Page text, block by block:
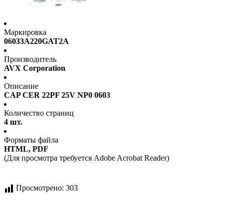
Маркировка
06033A220GAT2A
Производитель
AVX Corporation
Описание
CAP CER 22PF 25V NP0 0603
Количество страниц
4 шт.
Форматы файла
HTML, PDF
(Для просмотра требуется Adobe Acrobat Reader)
Просмотрено: 303